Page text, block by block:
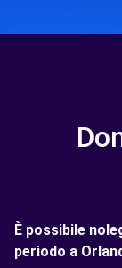
È possibile
periodo a